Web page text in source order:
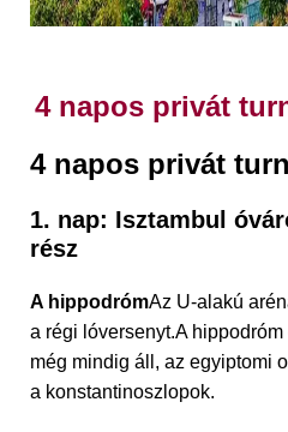
4 napos privát
4 napos privát
1. nap: Isztambul
rész
A hippodrómAz U-alakú
a régi lóversenyt.A
még mindig áll, az egyiptomi
a konstantinoszlopok.